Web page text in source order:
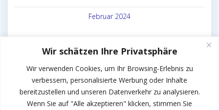
Wir schätzen Ihre Privatsphäre
Wir verwenden Cookies, um Ihr Browsing-Erlebnis zu
verbessern, personalisierte Werbung oder Inhalte
bereitzustellen und unseren Datenverkehr zu analysieren.
Wenn Sie auf "Alle akzeptieren" klicken, stimmen Sie
Februar 2024
Uncategorized